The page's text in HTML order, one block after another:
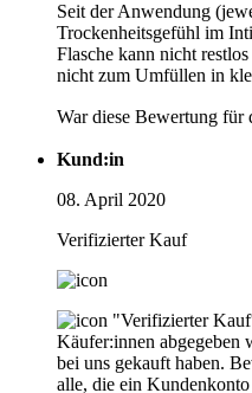
Seit der Anwendung
Trockenheitsgefühl im
Flasche kann nicht
nicht zum Umfüllen in
War diese Bewertung für
Kund:in
08. April 2020
Verifizierter Kauf
"Verifizierter
Käufer:innen abgegeben
bei uns gekauft haben.
alle, die ein Kundenkonto